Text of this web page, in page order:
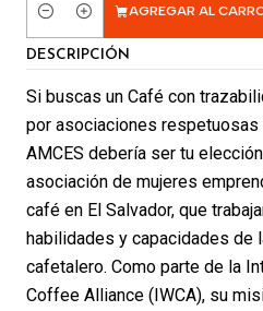
Cantidad
AGREGAR AL
DESCRIPCIÓN
Si buscas un Café con
por asociaciones
AMCES debería ser tu
asociación de mujeres
café en El Salvador, que
habilidades y capacidades de
cafetalero. Como parte de la
Coffee Alliance (IWCA), su